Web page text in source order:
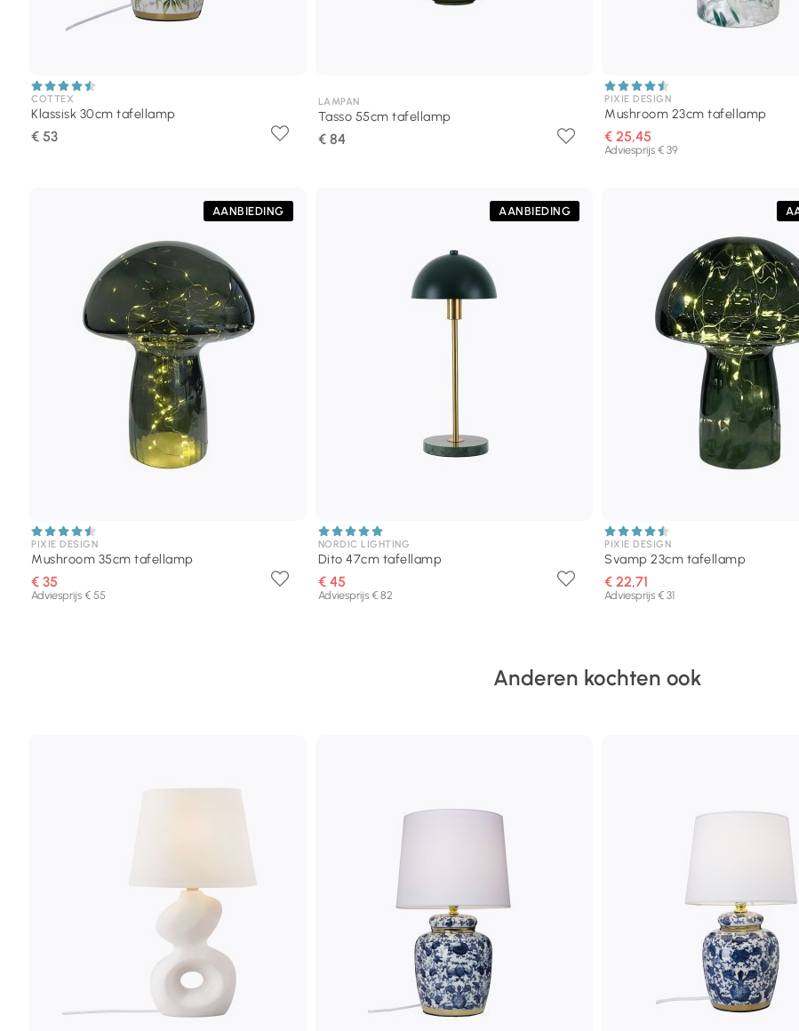
COTTEX
Klassisk 30cm tafellamp
€ 53
LAMPAN
Tasso 55cm tafellamp
€ 84
PIXIE DESIGN
Mushroom 23cm tafellamp
€ 25,45
Adviesprijs € 39
AANBIEDING
PIXIE DESIGN
Mushroom 35cm tafellamp
€ 35
Adviesprijs € 55
AANBIEDING
NORDIC LIGHTING
Dito 47cm tafellamp
€ 45
Adviesprijs € 82
PIXIE DESIGN
Svamp 23cm tafellamp
€ 22,71
Adviesprijs € 31
Anderen kochten ook